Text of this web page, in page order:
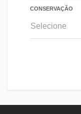
CONSERVAÇÃO
Selecione